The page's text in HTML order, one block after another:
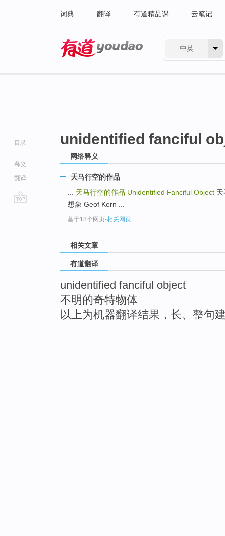
词典 翻译 有道精品课 云笔记
中英
目录
释义
翻译
unidentified fanciful
网络释义
天马行空的作品
天马行空的作品 Unidentified Fanciful Object
想象 Geof Kern ...
基于18个网页-相关网页
相关文章
有道翻译
unidentified fanciful object
不明的奇特物体
以上为机器翻译结果，长、整句